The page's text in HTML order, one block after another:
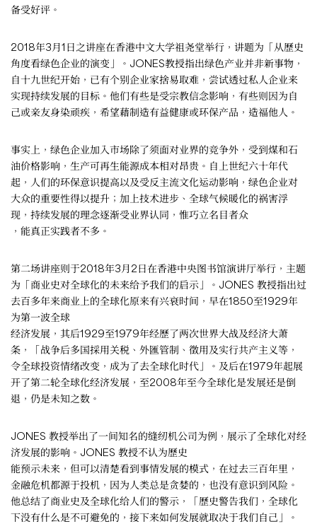
备受好评。
2018年3月1日之讲座在香港中文大学祖尧堂举行，讲题为「从歷史
角度看绿色企业的演变」。JONES教授指出绿色产业并非新事物，
自十九世纪开始，已有个别企业家捨易取难，尝试透过私人企业来
实现持续发展的目标。他们有些是受宗教信念影响，有些则因为自
己或亲友身染顽疾，希望藉制造有益健康或环保产品，造福他人。
事实上，绿色企业加入市场除了须面对业界的竞争外，受到煤和石
油价格影响，生产可再生能源成本相对昂贵。自上世纪六十年代
起，人们的环保意识提高以及受反主流文化运动影响，绿色企业对
大众的重要性得以提升；加上技术进步、全球气候暖化的祸害浮
现，持续发展的理念逐渐受业界认同，惟巧立名目者众
，能真正实践者不多。
第二场讲座则于2018年3月2日在香港中央图书馆演讲厅举行，主题
为「商业史对全球化的未来给予我们的启示」。JONES 教授指出过
去百多年来商业上的全球化原来有兴衰时间，早在1850至1929年
为第一波全球
经济发展，其后1929至1979年经歷了两次世界大战及经济大萧
条，「战争后多国採用关税、外匯管制、徵用及实行共产主义等，
令全球投资情绪改变，成为了去全球化时代」。及后在1979年起展
开了第二轮全球化经济发展，至2008年至今全球化是发展还是倒
退，仍是未知之数。
JONES 教授举出了一间知名的缝纫机公司为例，展示了全球化对经
济发展的影响。JONES 教授不认为歷史
能预示未来，但可以清楚看到事情发展的模式，在过去三百年里，
金融危机都源于投机，因为人类总是贪婪的，也没有意识到风险。
他总结了商业史及全球化给人们的警示，「歷史警告我们，全球化
下没有什么是不可避免的，接下来如何发展就取决于我们自己」。